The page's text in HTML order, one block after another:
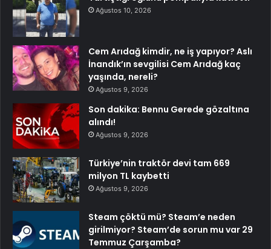
Ağustos 10, 2026
Cem Arıdağ kimdir, ne iş yapıyor? Aslı
İnandık’ın sevgilisi Cem Arıdağ kaç
yaşında, nereli?
Ağustos 9, 2026
Son dakika: Bennu Gerede gözaltına
alındı!
Ağustos 9, 2026
Türkiye’nin traktör devi tam 669
milyon TL kaybetti
Ağustos 9, 2026
Steam çöktü mü? Steam’e neden
girilmiyor? Steam’de sorun mu var 29
Temmuz Çarşamba?